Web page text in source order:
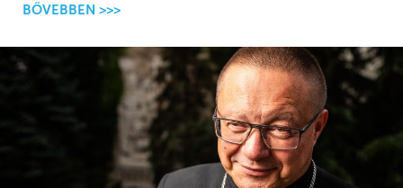
BŐVEBBEN >>>